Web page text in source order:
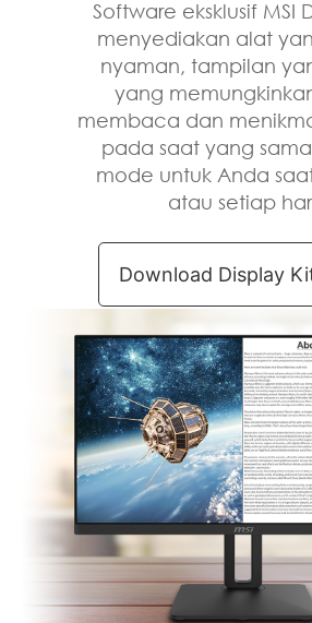
Exclusive
Kit –
Keyboard bermasalah
atau presentasi
Display Kit
keyboard untuk Anda
dimanapun &